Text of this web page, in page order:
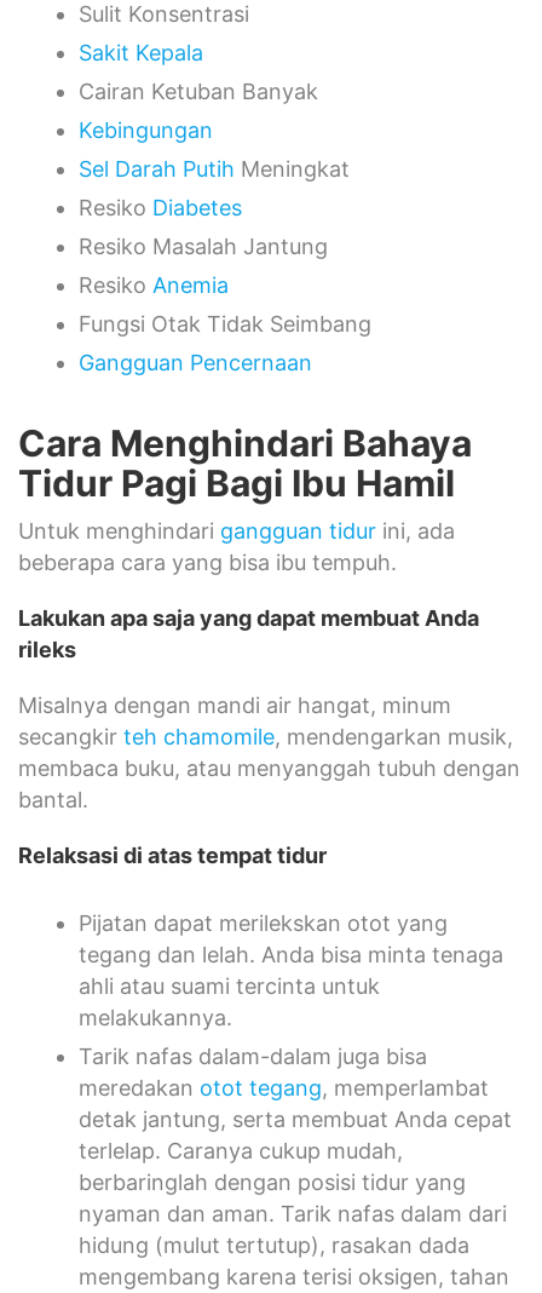
Sulit Konsentrasi
Sakit Kepala
Cairan Ketuban Banyak
Kebingungan
Sel Darah Putih Meningkat
Resiko Diabetes
Resiko Masalah Jantung
Resiko Anemia
Fungsi Otak Tidak Seimbang
Gangguan Pencernaan
Cara Menghindari Bahaya
Tidur Pagi Bagi Ibu Hamil
Untuk menghindari gangguan tidur ini, ada
beberapa cara yang bisa ibu tempuh.
Lakukan apa saja yang dapat membuat Anda
rileks
Misalnya dengan mandi air hangat, minum
secangkir teh chamomile, mendengarkan musik,
membaca buku, atau menyanggah tubuh dengan
bantal.
Relaksasi di atas tempat tidur
Pijatan dapat merilekskan otot yang
tegang dan lelah. Anda bisa minta tenaga
ahli atau suami tercinta untuk
melakukannya.
Tarik nafas dalam-dalam juga bisa
meredakan otot tegang, memperlambat
detak jantung, serta membuat Anda cepat
terlelap. Caranya cukup mudah,
berbaringlah dengan posisi tidur yang
nyaman dan aman. Tarik nafas dalam dari
hidung (mulut tertutup), rasakan dada
mengembang karena terisi oksigen, tahan